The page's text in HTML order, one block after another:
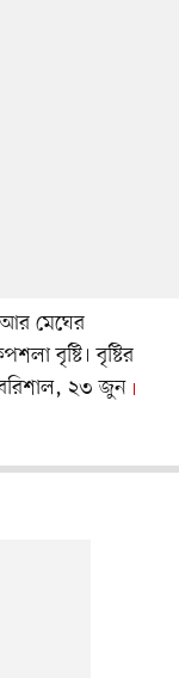
মেঘের
বৃষ্টি। বৃষ্টির
বরিশাল, ২৩ জুন